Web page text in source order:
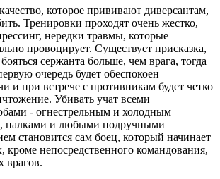
которое прививают диверсантам,
Тренировки проходят очень жестко,
нередки травмы, которые
провоцирует. Существует присказка,
сержанта больше, чем врага, тогда
очередь будет обеспокоен
и при встрече с противникам будет четко
Убивать учат всеми
- огнестрельным и холодным
палками и любыми подручными
становится сам боец, который начинает
кроме непосредственного командования,
врагов.